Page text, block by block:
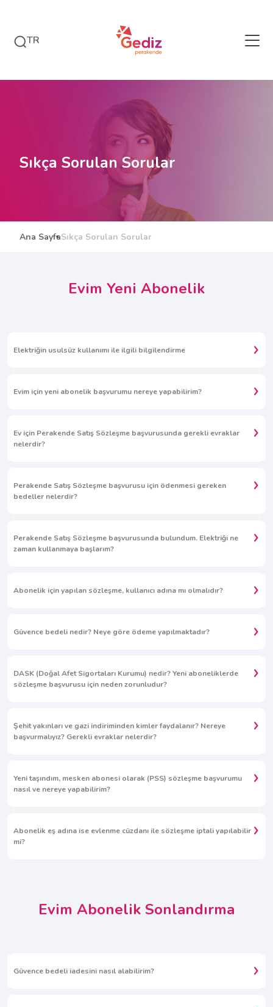
TR
Sıkça Sorulan Sorular
Ana SayfaSıkça Sorulan Sorular
Evim Yeni Abonelik
Elektriğin usulsüz kullanımı ile ilgili bilgilendirme
Evim için yeni abonelik başvurumu nereye yapabilirim?
Ev için Perakende Satış Sözleşme başvurusunda gerekli evraklar
nelerdir?
Perakende Satış Sözleşme başvurusu için ödenmesi gereken
bedeller nelerdir?
Perakende Satış Sözleşme başvurusunda bulundum. Elektriği ne
zaman kullanmaya başlarım?
Abonelik için yapılan sözleşme, kullanıcı adına mı olmalıdır?
Güvence bedeli nedir? Neye göre ödeme yapılmaktadır?
DASK (Doğal Afet Sigortaları Kurumu) nedir? Yeni aboneliklerde
sözleşme başvurusu için neden zorunludur?
Şehit yakınları ve gazi indiriminden kimler faydalanır? Nereye
başvurmalıyız? Gerekli evraklar nelerdir?
Yeni taşındım, mesken abonesi olarak (PSS) sözleşme başvurumu
nasıl ve nereye yapabilirim?
Abonelik eş adına ise evlenme cüzdanı ile sözleşme iptali yapılabilir
mi?
Evim Abonelik Sonlandırma
Güvence bedeli iadesini nasıl alabilirim?